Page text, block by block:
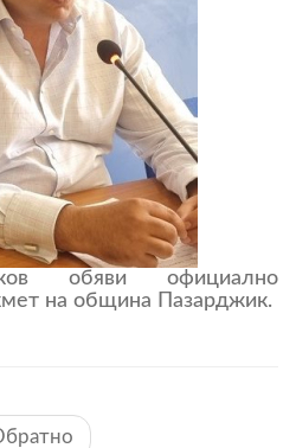
обяви официално
на община Пазарджик.